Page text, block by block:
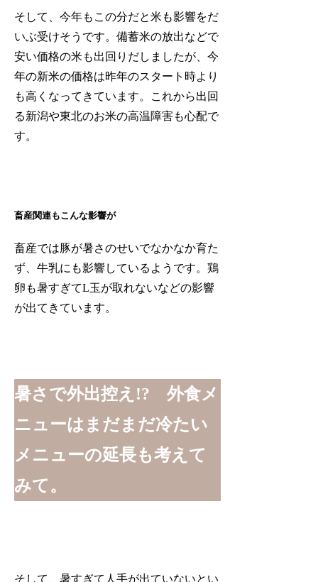
そして、今年もこの分だと米も影響をだ
いぶ受けそうです。備蓄米の放出などで
安い価格の米も出回りだしましたが、今
年の新米の価格は昨年のスタート時より
も高くなってきています。これから出回
る新潟や東北のお米の高温障害も心配で
す。
畜産関連もこんな影響が
畜産では豚が暑さのせいでなかなか育た
ず、牛乳にも影響しているようです。鶏
卵も暑すぎてL玉が取れないなどの影響
が出てきています。
暑さで外出控え!? 外食メ
ニューはまだまだ冷たい
メニューの延長も考えて
みて。
そして、暑すぎて人手が出ていないとい